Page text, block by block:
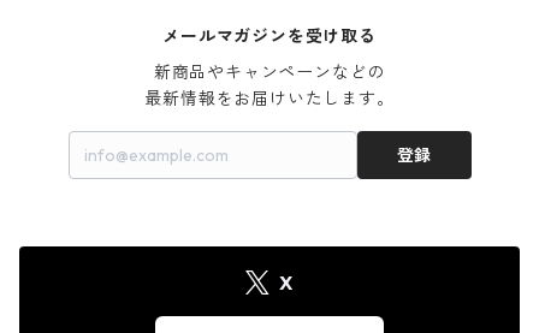
メールマガジンを受け取る
新商品やキャンペーンなどの
最新情報をお届けいたします。
登録
X